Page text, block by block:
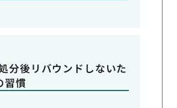
分後リバウンドしないた
習慣